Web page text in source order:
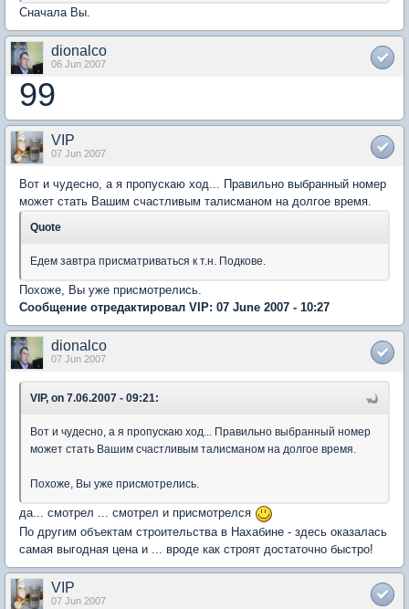
Сначала Вы.
dionalco
06 Jun 2007
99
VIP
07 Jun 2007
Вот и чудесно, а я пропускаю ход... Правильно выбранный номер
может стать Вашим счастливым талисманом на долгое время.
Quote
Едем завтра присматриваться к т.н. Подкове.
Похоже, Вы уже присмотрелись.
Сообщение отредактировал VIP: 07 June 2007 - 10:27
dionalco
07 Jun 2007
VIP, on 7.06.2007 - 09:21:
Вот и чудесно, а я пропускаю ход... Правильно выбранный номер
может стать Вашим счастливым талисманом на долгое время.
Похоже, Вы уже присмотрелись.
да... смотрел ... смотрел и присмотрелся
По другим объектам строительства в Нахабине - здесь оказалась
самая выгодная цена и ... вроде как строят достаточно быстро!
VIP
07 Jun 2007